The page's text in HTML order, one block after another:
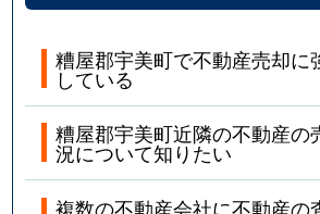
糟屋郡宇美町で不動産売却に
している
糟屋郡宇美町近隣の不動産の
況について知りたい
複数の不動産会社に不動産の